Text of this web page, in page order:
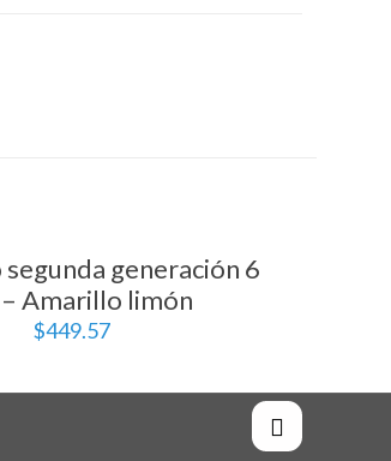
generación 6
Amarillo limón
$449.57